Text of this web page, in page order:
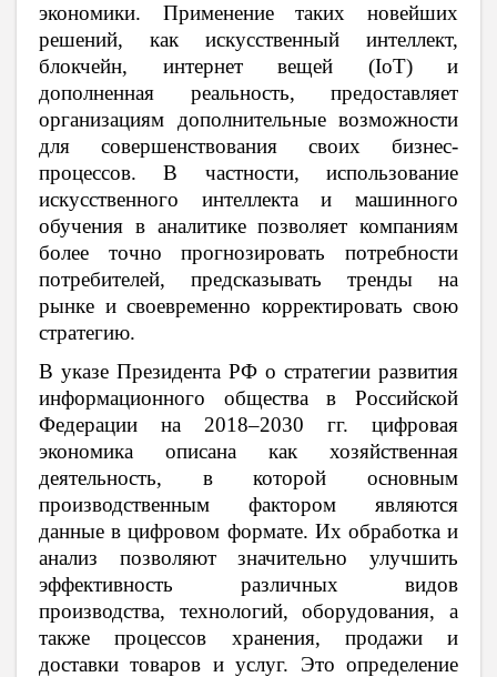
экономики. Применение таких новейших
решений, как искусственный интеллект,
блокчейн, интернет вещей (IoT) и
дополненная реальность, предоставляет
организациям дополнительные возможности
для совершенствования своих бизнес-
процессов. В частности, использование
искусственного интеллекта и машинного
обучения в аналитике позволяет компаниям
более точно прогнозировать потребности
потребителей, предсказывать тренды на
рынке и своевременно корректировать свою
стратегию.
В указе Президента РФ о стратегии развития
информационного общества в Российской
Федерации на 2018–2030 гг. цифровая
экономика описана как хозяйственная
деятельность, в которой основным
производственным фактором являются
данные в цифровом формате. Их обработка и
анализ позволяют значительно улучшить
эффективность различных видов
производства, технологий, оборудования, а
также процессов хранения, продажи и
доставки товаров и услуг. Это определение